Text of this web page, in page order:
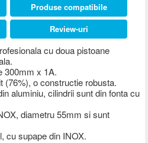
cu doua pistoane
300mm x 1A.
(76%), o constructie robusta.
aluminiu, cilindrii sunt din fonta cu
diametru 55mm si sunt
cu supape din INOX.
Produse compatibile
Review-uri